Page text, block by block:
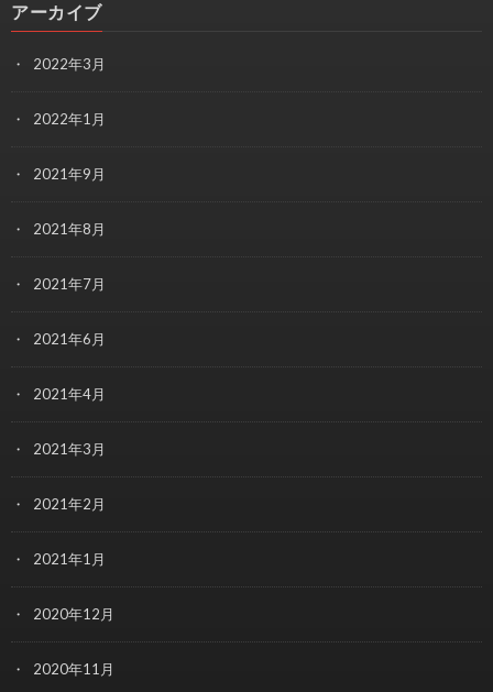
アーカイブ
2022年3月
2022年1月
2021年9月
2021年8月
2021年7月
2021年6月
2021年4月
2021年3月
2021年2月
2021年1月
2020年12月
2020年11月